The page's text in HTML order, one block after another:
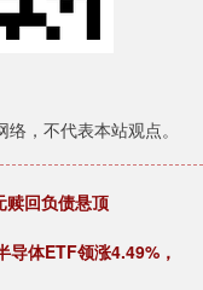
，不代表本站观点。
赎回负债悬顶
体ETF领涨4.49%，